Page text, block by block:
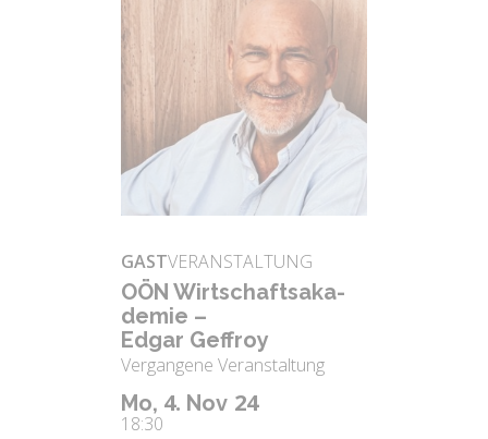
Mo, 4. Nov 24
18:30
GASTVERANSTALTUNG
OÖN Wirt­schafts­aka­
de­mie –
Edgar Gef­froy
Vergangene Veranstaltung